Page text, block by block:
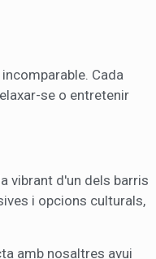
Cada
se o entretenir
vibrant d'un dels barris
i opcions culturals,
amb nosaltres avui